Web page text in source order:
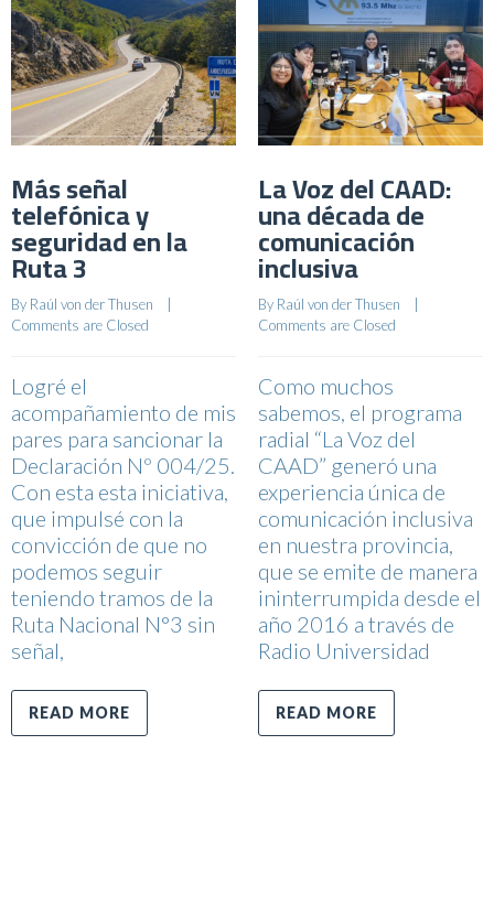
Más señal
telefónica y
seguridad en la
Ruta 3
By Raúl von der Thusen
Comments are Closed
Logré el
acompañamiento de mis
pares para sancionar la
Declaración Nº 004/25.
Con esta esta iniciativa,
que impulsé con la
convicción de que no
podemos seguir
teniendo tramos de la
Ruta Nacional N°3 sin
señal,
READ MORE
La Voz del CAAD:
una década de
comunicación
inclusiva
By Raúl von der Thusen
Comments are Closed
Como muchos
sabemos, el programa
radial “La Voz del
CAAD” generó una
experiencia única de
comunicación inclusiva
en nuestra provincia,
que se emite de manera
ininterrumpida desde el
año 2016 a través de
Radio Universidad
READ MORE